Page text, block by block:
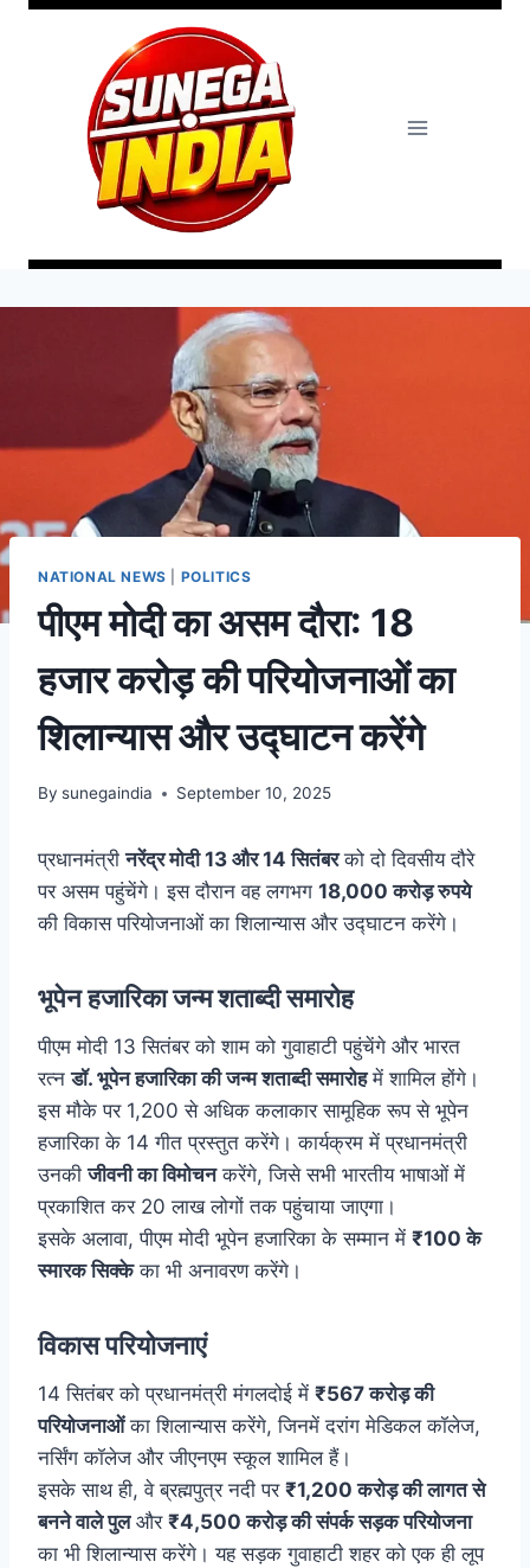
NATIONAL NEWS POLITICS
पीएम मोदी का असम दौरा: 18
हजार करोड़ की परियोजनाओं का
शिलान्यास और उद्घाटन करेंगे
By sunegaindia September 10, 2025
प्रधानमंत्रीनरेंद्र मोदी 13 और 14 सितंबरको दो दिवसीय दौरे
पर असम पहुंचेंगे। इस दौरान वह लगभग 18,000 करोड़ रुपये
की विकास परियोजनाओं का शिलान्यास और उद्घाटन करेंगे।
भूपेन हजारिका जन्म शताब्दी समारोह
पीएम मोदी 13 सितंबर को शाम को गुवाहाटी पहुंचेंगे और भारत
रत्नडॉ. भूपेन हजारिका की जन्म शताब्दी समारोहमें शामिल होंगे।
इस मौके पर 1,200 से अधिक कलाकार सामूहिक रूप से भूपेन
हजारिका के 14 गीत प्रस्तुत करेंगे। कार्यक्रम में प्रधानमंत्री
उनकीजीवनी का विमोचनकरेंगे, जिसे सभी भारतीय भाषाओं में
प्रकाशित कर 20 लाख लोगों तक पहुंचाया जाएगा।
इसके अलावा, पीएम मोदी भूपेन हजारिका के सम्मान में ₹100 के
स्मारक सिक्केका भी अनावरण करेंगे।
विकास परियोजनाएं
14 सितंबर को प्रधानमंत्री मंगलदोई में ₹567 करोड़ की
परियोजनाओंका शिलान्यास करेंगे, जिनमें दरांग मेडिकल कॉलेज,
नर्सिंग कॉलेज और जीएनएम स्कूल शामिल हैं।
इसके साथ ही, वे ब्रह्मपुत्र नदी पर ₹1,200 करोड़ की लागत से
बनने वाले पुलऔर ₹4,500 करोड़ की संपर्क सड़क परियोजना
का भी शिलान्यास करेंगे। यह सड़क गुवाहाटी शहर को एक ही लूप